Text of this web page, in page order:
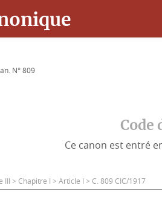
N° 809
Code
Ce canon est entré
III > Chapitre I > Article I > C. 809 CIC/1917